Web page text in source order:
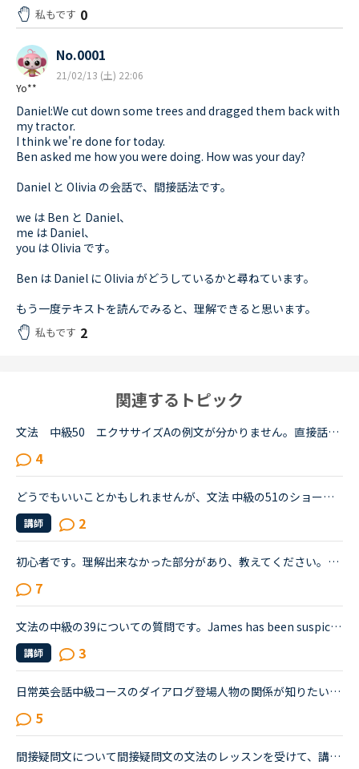
私もです 0
Yo**
No.0001
21/02/13 (土) 22:06
Daniel:We cut down some trees and dragged them back with
my tractor.
I think we're done for today.
Ben asked me how you were doing. How was your day?
Daniel と Olivia の会話で、間接話法です。
we は Ben と Daniel、
me は Daniel、
you は Olivia です。
Ben は Daniel に Olivia がどうしているかと尋ねています。
もう一度テキストを読んでみると、理解できると思います。
私もです 2
関連するトピック
文法 中級50 エクササイズAの例文が分かりません。直接話法：The secretary said to Ben, “Your son called. He is going to be in town next week.”間接話法：The secretary said to Ben (that) his son had c...
4
どうでもいいことかもしれませんが、文法 中級の51のショートカンバセーションについて質問です。Daniel came back from Ben's house in the evening.Daniel “Ben asked me how you were doing. How was your day...
講師 2
初心者です。理解出来なかった部分があり、教えてください。James is asking Charlotte about Gabriella's birthday party. James When was Gabriella's birthday?Charlotte It was last weekend.James How was t...
7
文法の中級の39についての質問です。James has been suspicious about Andrew's strange behavior lately.James「 Frankly, I don't know why you are still going to that farm. You were only going there for ...
講師 3
日常英会話中級コースのダイアログ登場人物の関係が知りたいです。対象のダイアログは直接話法を間接話法に変更 PART2(3-9)です。 <a href="https://nativecamp.net/textbook/page-detail/1/292" target="_blank">https://nativecamp.net/textbook/page-detail/1/292</a> ダニエル、オリビア、ナオコ...
5
間接疑問文について間接疑問文の文法のレッスンを受けて、講師からの訂正について疑問に思ったので、分かる方はご回答お願いします。通常、間接疑問文はI don’t know when she will come.のように「疑問詞＋S＋V...